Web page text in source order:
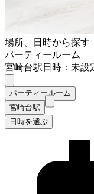
場所、日時から探す
パーティールーム
宮崎台駅日時：未設
パーティールーム
宮崎台駅
日時を選ぶ